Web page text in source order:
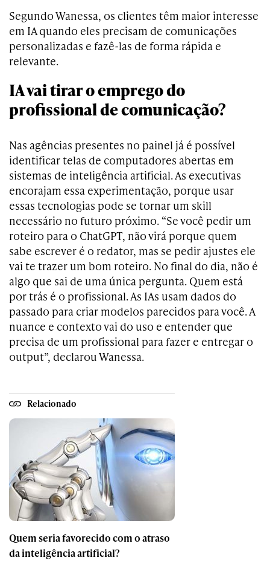
Segundo Wanessa, os clientes têm maior interesse
em IA quando eles precisam de comunicações
personalizadas e fazê-las de forma rápida e
relevante.
IA vai tirar o emprego do
profissional de comunicação?
Nas agências presentes no painel já é possível
identificar telas de computadores abertas em
sistemas de inteligência artificial. As executivas
encorajam essa experimentação, porque usar
essas tecnologias pode se tornar um skill
necessário no futuro próximo. “Se você pedir um
roteiro para o ChatGPT, não virá porque quem
sabe escrever é o redator, mas se pedir ajustes ele
vai te trazer um bom roteiro. No final do dia, não é
algo que sai de uma única pergunta. Quem está
por trás é o profissional. As IAs usam dados do
passado para criar modelos parecidos para você. A
nuance e contexto vai do uso e entender que
precisa de um profissional para fazer e entregar o
output”, declarou Wanessa.
Relacionado
Quem seria favorecido com o atraso
da inteligência artificial?